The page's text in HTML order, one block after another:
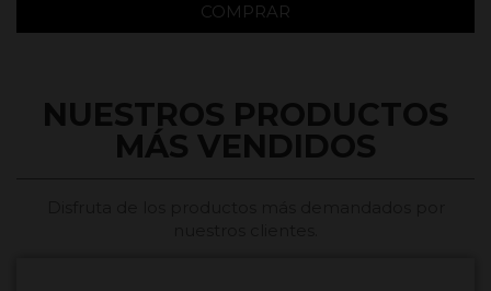
COMPRAR
NUESTROS PRODUCTOS
MÁS VENDIDOS